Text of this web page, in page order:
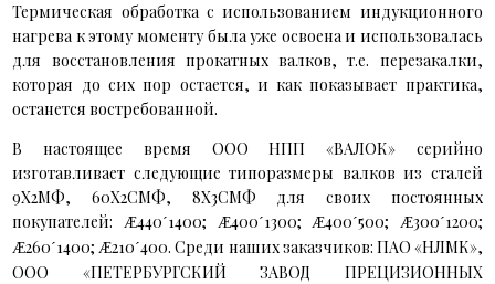
Термическая обработка с использованием индукционного
нагрева к этому моменту была уже освоена и использовалась
для восстановления прокатных валков, т.е. перезакалки,
которая до сих пор остается, и как показывает практика,
останется востребованной.
В настоящее время ООО НПП «ВАЛОК» серийно
изготавливает следующие типоразмеры валков из сталей
9Х2МФ, 60Х2СМФ, 8Х3СМФ для своих постоянных
покупателей:
Æ440´1400; Æ400´1300;Æ400´500; Æ300´1200;
Æ260´1400;Æ210´400. Среди наших заказчиков: ПАО «НЛМК»,
ООО «ПЕТЕРБУРГСКИЙ ЗАВОД ПРЕЦИЗИОННЫХ